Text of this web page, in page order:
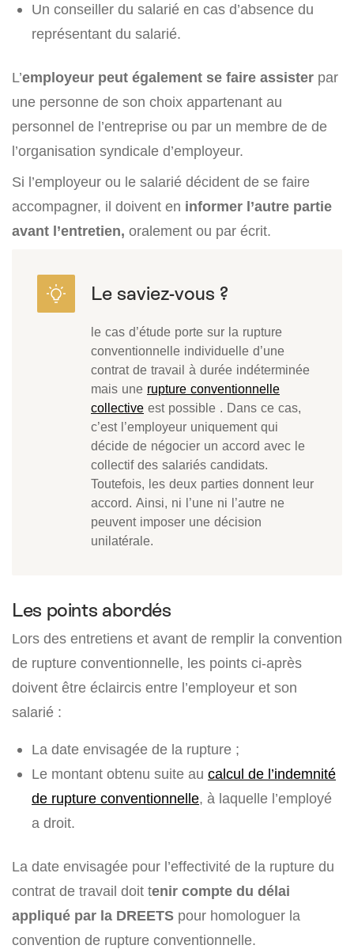
Un conseiller du salarié en cas d’absence du
représentant du salarié.
L’employeur peut également se faire assister par
une personne de son choix appartenant au
personnel de l’entreprise ou par un membre de de
l’organisation syndicale d’employeur.
Si l’employeur ou le salarié décident de se faire
accompagner, il doivent en informer l’autre partie
avant l’entretien, oralement ou par écrit.
le cas d’étude porte sur la rupture
conventionnelle individuelle d’une
contrat de travail à durée indéterminée
mais une rupture conventionnelle
collective est possible . Dans ce cas,
c’est l’employeur uniquement qui
décide de négocier un accord avec le
collectif des salariés candidats.
Toutefois, les deux parties donnent leur
accord. Ainsi, ni l’une ni l’autre ne
peuvent imposer une décision
unilatérale.
Les points abordés
Lors des entretiens et avant de remplir la convention
de rupture conventionnelle, les points ci-après
doivent être éclaircis entre l’employeur et son
salarié :
La date envisagée de la rupture ;
Le montant obtenu suite au calcul de l’indemnité
de rupture conventionnelle, à laquelle l’employé
a droit.
La date envisagée pour l’effectivité de la rupture du
contrat de travail doit tenir compte du délai
appliqué par la DREETS pour homologuer la
convention de rupture conventionnelle.